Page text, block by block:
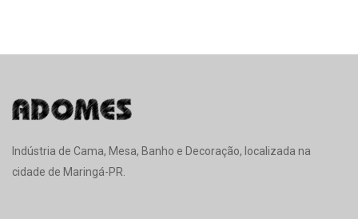
Indústria de Cama, Mesa, Banho e Decoração, localizada na
cidade de Maringá-PR.